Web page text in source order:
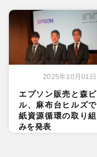
2025年10月01日
エプソン販売と森ビ
ル、麻布台ヒルズで
紙資源循環の取り組
みを発表